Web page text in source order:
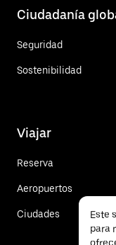
Ciudadanía
Seguridad
Sostenibilidad
Viajar
Reserva
Aeropuertos
Ciudades
Este
para